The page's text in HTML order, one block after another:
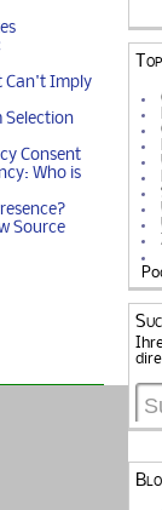
Can't Imply
Selection
Consent
Who is
Source